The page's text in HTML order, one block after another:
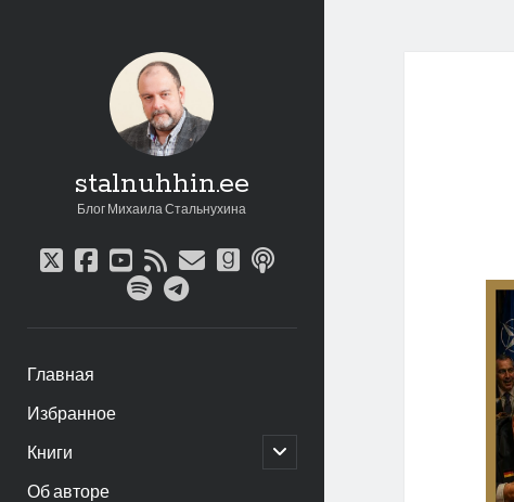
stalnuhhin.ee
Блог Михаила Стальнухина
twitter
facebook
youtube
rssemailgoodreads
podcast
spotifytelegram
Главная
Избранное
Книги
открыть
дочернее
Об авторе